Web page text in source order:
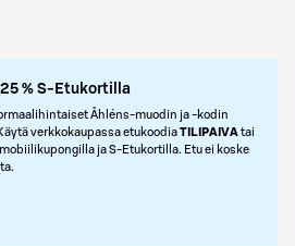
% S-Etukortilla
Åhléns-muodin ja -kodin
verkkokaupassa etukoodiaTILIPAIVAtai
ja S‑Etukortilla. Etu ei koske